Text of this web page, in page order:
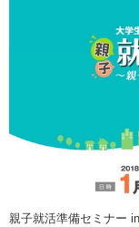
親子就活準備セミナー in